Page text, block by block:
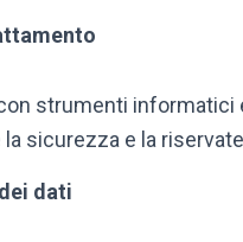
strumenti
la sicurezza e la
dati